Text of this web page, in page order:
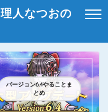
人なつおの
バージョン6.4やることま
とめ